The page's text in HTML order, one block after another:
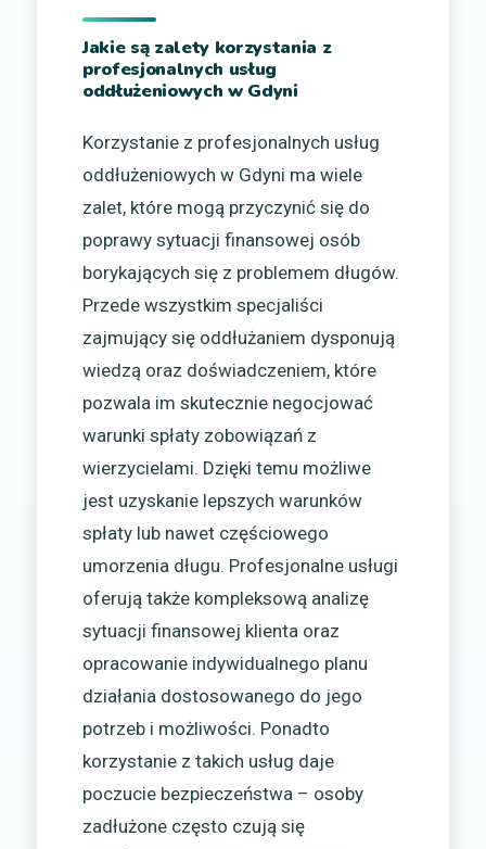
Jakie są zalety korzystania z
profesjonalnych usług
oddłużeniowych w Gdyni
Korzystanie z profesjonalnych usług
oddłużeniowych w Gdyni ma wiele
zalet, które mogą przyczynić się do
poprawy sytuacji finansowej osób
borykających się z problemem długów.
Przede wszystkim specjaliści
zajmujący się oddłużaniem dysponują
wiedzą oraz doświadczeniem, które
pozwala im skutecznie negocjować
warunki spłaty zobowiązań z
wierzycielami. Dzięki temu możliwe
jest uzyskanie lepszych warunków
spłaty lub nawet częściowego
umorzenia długu. Profesjonalne usługi
oferują także kompleksową analizę
sytuacji finansowej klienta oraz
opracowanie indywidualnego planu
działania dostosowanego do jego
potrzeb i możliwości. Ponadto
korzystanie z takich usług daje
poczucie bezpieczeństwa – osoby
zadłużone często czują się